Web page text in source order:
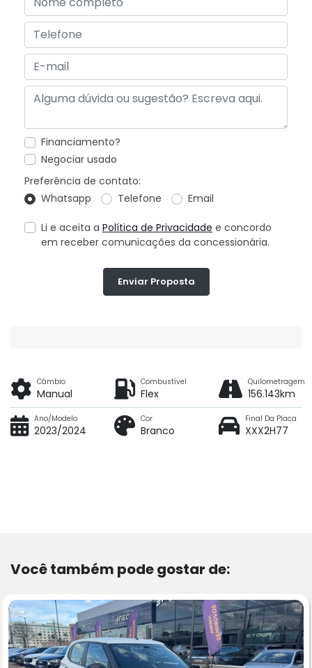
Financiamento?
Negociar usado
Preferência de contato:
Whatsapp
Telefone Email
Li e aceita a Política de Privacidade e concordo
em receber comunicações da concessionária.
Enviar Proposta
Câmbio
Manual
Combustível
Flex
Quilometragem
156.143km
Ano/Modelo
2023/2024
Cor
Branco
Final Da Placa
XXX2H77
Você também pode gostar de: